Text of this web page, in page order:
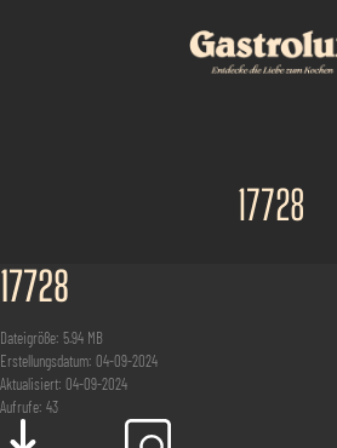
17728
17728
Dateigröße: 5.94 MB
Erstellungsdatum: 04-09-2024
Aktualisiert: 04-09-2024
Aufrufe: 43